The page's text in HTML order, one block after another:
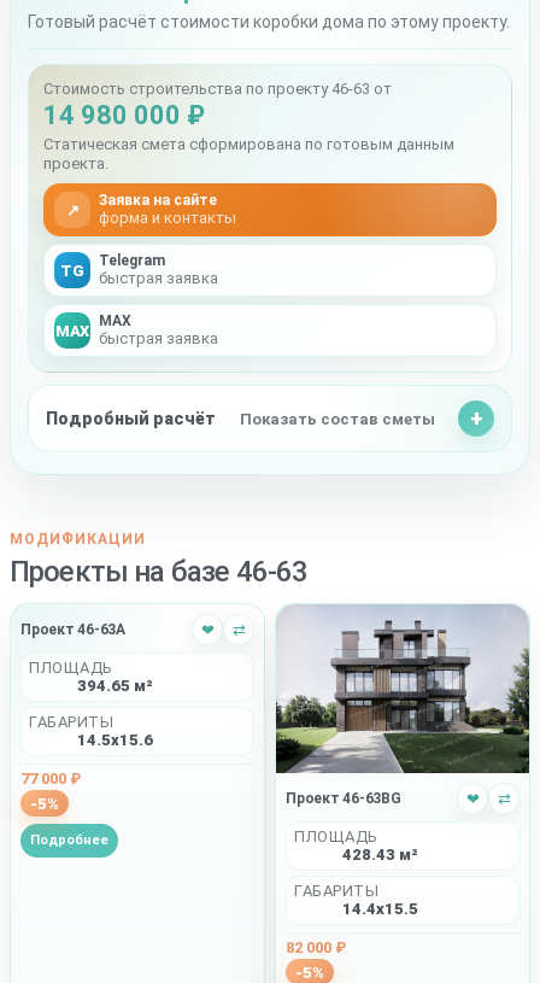
Готовый расчёт стоимости коробки дома по этому проекту.
Стоимость строительства по проекту 46-63 от
14 980 000 ₽
Статическая смета сформирована по готовым данным
проекта.
↗
Заявка на сайте
форма и контакты
TG
Telegram
быстрая заявка
MAX
MAX
быстрая заявка
Подробный расчёт Показать состав сметы
МОДИФИКАЦИИ
Проекты на базе 46-63
Проект 46-63A ❤ ⇄
ПЛОЩАДЬ
394.65 м²
ГАБАРИТЫ
14.5x15.6
77 000 ₽
-5%
Подробнее
Проект 46-63BG ❤ ⇄
ПЛОЩАДЬ
428.43 м²
ГАБАРИТЫ
14.4x15.5
82 000 ₽
-5%